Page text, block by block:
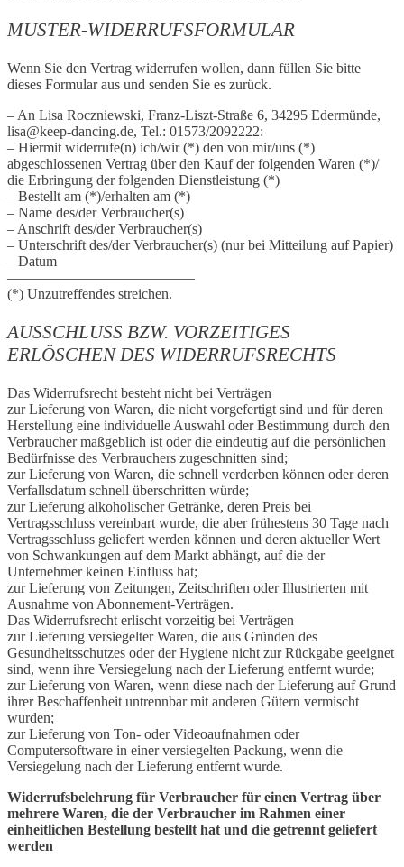
MUSTER-WIDERRUFSFORMULAR
Wenn Sie den Vertrag widerrufen wollen, dann füllen Sie bitte
dieses Formular aus und senden Sie es zurück.
– An Lisa Roczniewski, Franz-Liszt-Straße 6, 34295 Edermünde,
lisa@keep-dancing.de, Tel.: 01573/2092222:
– Hiermit widerrufe(n) ich/wir (*) den von mir/uns (*)
abgeschlossenen Vertrag über den Kauf der folgenden Waren (*)/
die Erbringung der folgenden Dienstleistung (*)
– Bestellt am (*)/erhalten am (*)
– Name des/der Verbraucher(s)
– Anschrift des/der Verbraucher(s)
– Unterschrift des/der Verbraucher(s) (nur bei Mitteilung auf Papier)
– Datum
—————————————
(*) Unzutreffendes streichen.
AUSSCHLUSS BZW. VORZEITIGES
ERLÖSCHEN DES WIDERRUFSRECHTS
Das Widerrufsrecht besteht nicht bei Verträgen
zur Lieferung von Waren, die nicht vorgefertigt sind und für deren
Herstellung eine individuelle Auswahl oder Bestimmung durch den
Verbraucher maßgeblich ist oder die eindeutig auf die persönlichen
Bedürfnisse des Verbrauchers zugeschnitten sind;
zur Lieferung von Waren, die schnell verderben können oder deren
Verfallsdatum schnell überschritten würde;
zur Lieferung alkoholischer Getränke, deren Preis bei
Vertragsschluss vereinbart wurde, die aber frühestens 30 Tage nach
Vertragsschluss geliefert werden können und deren aktueller Wert
von Schwankungen auf dem Markt abhängt, auf die der
Unternehmer keinen Einfluss hat;
zur Lieferung von Zeitungen, Zeitschriften oder Illustrierten mit
Ausnahme von Abonnement-Verträgen.
Das Widerrufsrecht erlischt vorzeitig bei Verträgen
zur Lieferung versiegelter Waren, die aus Gründen des
Gesundheitsschutzes oder der Hygiene nicht zur Rückgabe geeignet
sind, wenn ihre Versiegelung nach der Lieferung entfernt wurde;
zur Lieferung von Waren, wenn diese nach der Lieferung auf Grund
ihrer Beschaffenheit untrennbar mit anderen Gütern vermischt
wurden;
zur Lieferung von Ton- oder Videoaufnahmen oder
Computersoftware in einer versiegelten Packung, wenn die
Versiegelung nach der Lieferung entfernt wurde.
Widerrufsbelehrung für Verbraucher für einen Vertrag über
mehrere Waren, die der Verbraucher im Rahmen einer
einheitlichen Bestellung bestellt hat und die getrennt geliefert
werden